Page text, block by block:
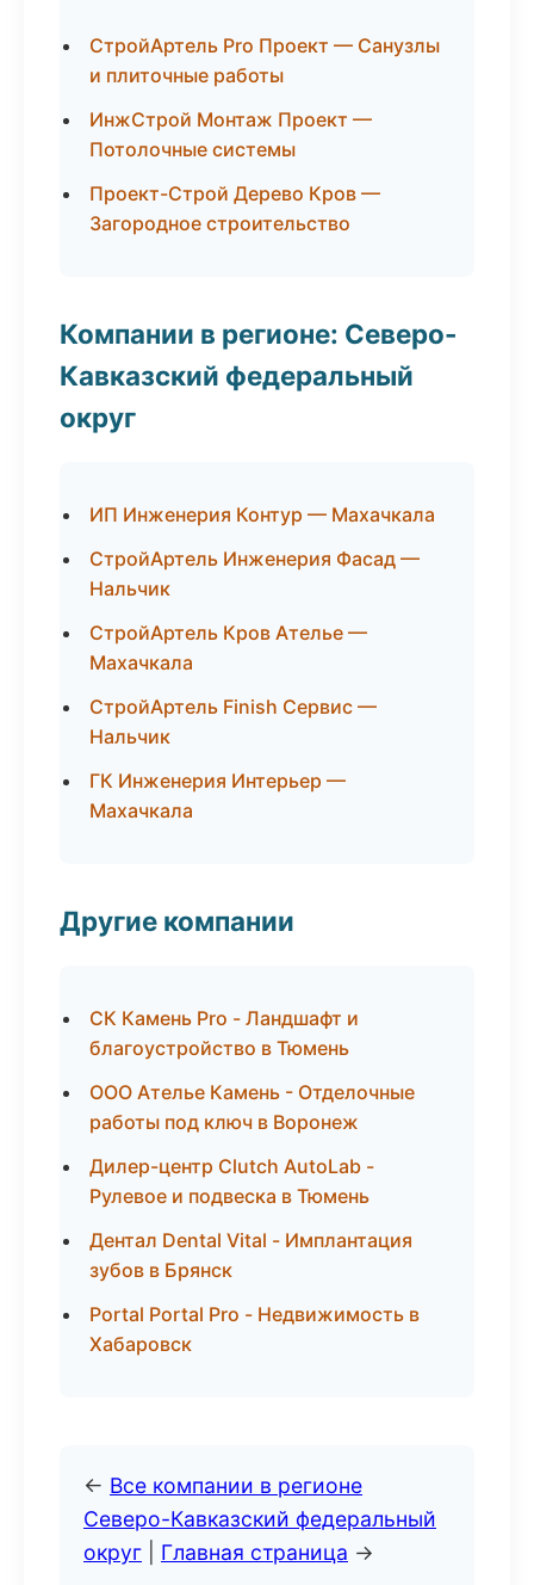
СтройАртель Pro Проект — Санузлы
и плиточные работы
ИнжСтрой Монтаж Проект —
Потолочные системы
Проект-Строй Дерево Кров —
Загородное строительство
Компании в регионе: Северо-
Кавказский федеральный
округ
ИП Инженерия Контур — Махачкала
СтройАртель Инженерия Фасад —
Нальчик
СтройАртель Кров Ателье —
Махачкала
СтройАртель Finish Сервис —
Нальчик
ГК Инженерия Интерьер —
Махачкала
Другие компании
СК Камень Pro - Ландшафт и
благоустройство в Тюмень
ООО Ателье Камень - Отделочные
работы под ключ в Воронеж
Дилер-центр Clutch AutoLab -
Рулевое и подвеска в Тюмень
Дентал Dental Vital - Имплантация
зубов в Брянск
Portal Portal Pro - Недвижимость в
Хабаровск
← Все компании в регионе
Северо-Кавказский федеральный
округ
Главная страница →